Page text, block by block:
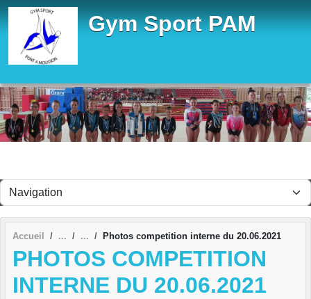
Gym Sport PAM
Accueil Photos competition interne du 20.06.2021
PHOTOS COMPETITION
INTERNE DU 20.06.2021
Panneau de gestion des cookies